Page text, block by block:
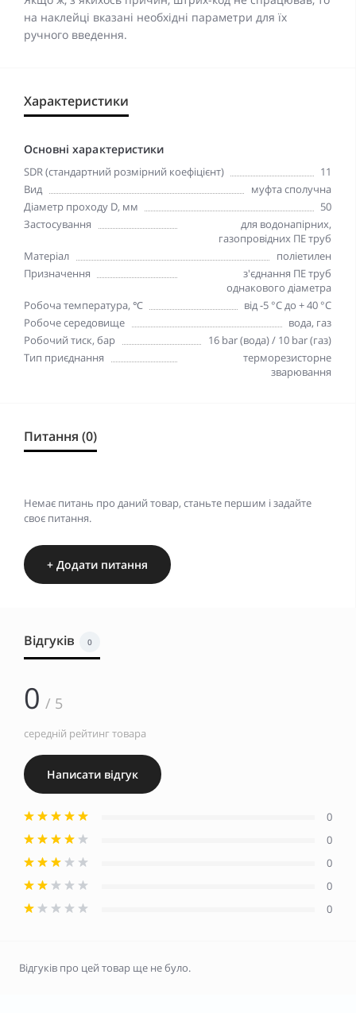
на наклейці вказані необхідні параметри для їх
ручного введення.
Характеристики
Основні характеристики
SDR (стандартний розмірний коефіцієнт)
11
Вид
муфта сполучна
Діаметр проходу D, мм
50
Застосування
для водонапірних,
газопровідних ПЕ труб
Матеріал
поліетилен
Призначення
з'єднання ПЕ труб
однакового діаметра
Робоча температура, ℃
від -5 °C до + 40 °C
Робоче середовище
вода, газ
Робочий тиск, бар
16 bar (вода) / 10 bar (газ)
Тип приєднання
терморезисторне
зварювання
Питання (0)
Немає питань про даний товар, станьте першим і задайте
своє питання.
+ Додати питання
Відгуків 0
0 / 5
середній рейтинг товара
Написати відгук
0
0
0
0
0
Відгуків про цей товар ще не було.